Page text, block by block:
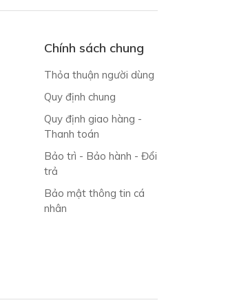
Chính sách chung
Thỏa thuận người dùng
Quy định chung
Quy định giao hàng -
Thanh toán
Bảo trì - Bảo hành - Đổi
trả
Bảo mật thông tin cá
nhân